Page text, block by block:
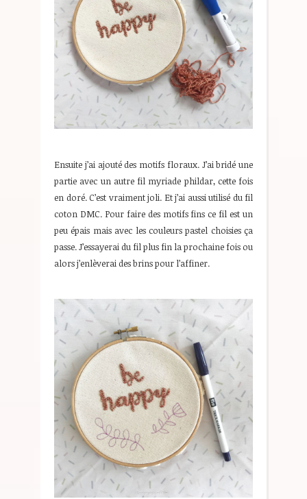
Ensuite j’ai ajouté des motifs floraux. J’ai bridé une
partie avec un autre fil myriade phildar, cette fois
en doré. C’est vraiment joli. Et j’ai aussi utilisé du fil
coton DMC. Pour faire des motifs fins ce fil est un
peu épais mais avec les couleurs pastel choisies ça
passe. J’essayerai du fil plus fin la prochaine fois ou
alors j’enlèverai des brins pour l’affiner.